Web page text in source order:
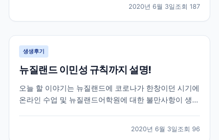
코로나로 인한 공항 폐쇄 등의 소식등을 전하게 되었는
데요! 이 학생은 학업을 잠시 멈추고 한국으로 돌아오기
로...
2020년 6월 3일조회 187
생생후기
뉴질랜드 이민성 규칙까지 설명!
오늘 할 이야기는 뉴질랜드에 코로나가 한창이던 시기에
온라인 수업 및 뉴질랜드어학원에 대한 불만사항이 생겼
다. 이 학생은 뉴질랜드어학연수 6개월을 계획하고 떠난
2020년 6월 3일조회 96